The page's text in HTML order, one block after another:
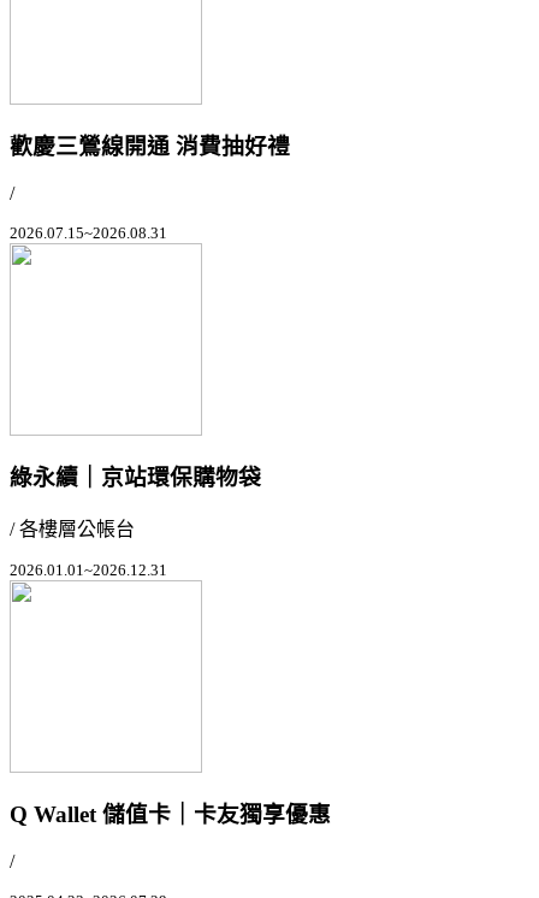
歡慶三鶯線開通 消費抽好禮
/
2026.07.15~2026.08.31
綠永續｜京站環保購物袋
/ 各樓層公帳台
2026.01.01~2026.12.31
Q Wallet 儲值卡｜卡友獨享優惠
/